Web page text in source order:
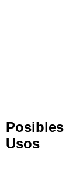
Posibles
Usos